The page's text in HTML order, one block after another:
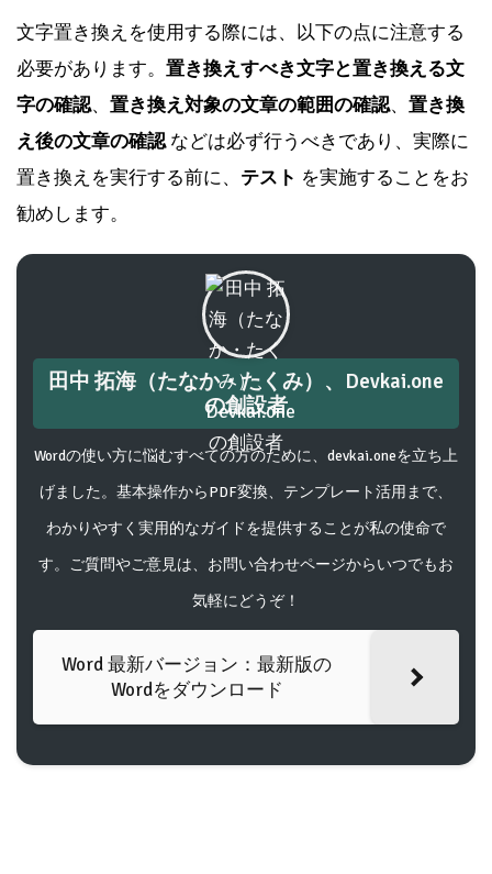
文字置き換えを使用する際には、以下の点に注意する
必要があります。 置き換えすべき文字と置き換える文
字の確認、 置き換え対象の文章の範囲の確認、 置き換
え後の文章の確認などは必ず行うべきであり、実際に
置き換えを実行する前に、 テスト を実施することをお
勧めします。
田中 拓海（たなか・たくみ）、Devkai.one
の創設者
Wordの使い方に悩むすべての方のために、devkai.oneを立ち上
げました。基本操作からPDF変換、テンプレート活用まで、
わかりやすく実用的なガイドを提供することが私の使命で
す。ご質問やご意見は、お問い合わせページからいつでもお
気軽にどうぞ！
Word 最新バージョン：最新版の
Wordをダウンロード